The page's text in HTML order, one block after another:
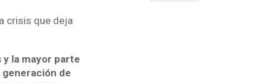
crisis que deja
y la mayor parte
de